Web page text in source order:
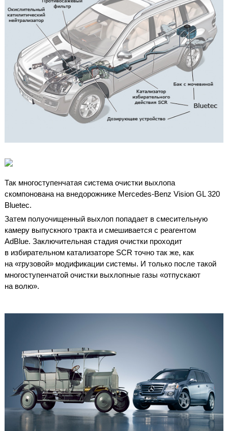
Так многоступенчатая система очистки выхлопа
скомпонована на внедорожнике Mercedes-Benz Vision GL 320
Bluetec.
Затем полуочищенный выхлоп попадает в смесительную
камеру выпускного тракта и смешивается с реагентом
AdBlue. Заключительная стадия очистки проходит
в избирательном катализаторе SCR точно так же, как
на «грузовой» модификации системы. И только после такой
многоступенчатой очистки выхлопные газы «отпускают
на волю».